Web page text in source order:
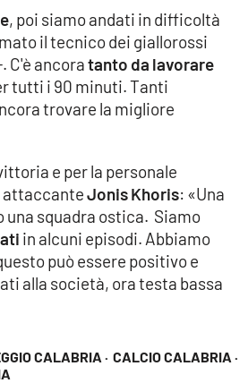
Grippo
CALABRIA · CALCIO CALABRIA ·
, poi siamo andati in difficoltà
il tecnico dei giallorossi
C'è ancoratanto da lavorare
tutti i 90 minuti. Tanti
trovare la migliore
e per la personale
attaccanteJonis Khoris: «Una
una squadra ostica. Siamo
in alcuni episodi. Abbiamo
può essere positivo e
alla società, ora testa bassa